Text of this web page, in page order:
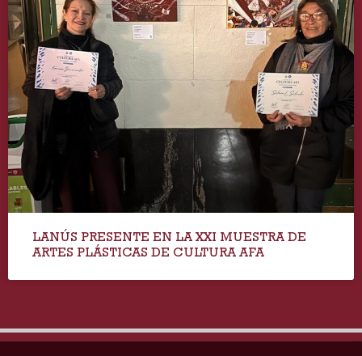
LANÚS PRESENTE EN LA XXI MUESTRA DE
ARTES PLÁSTICAS DE CULTURA AFA